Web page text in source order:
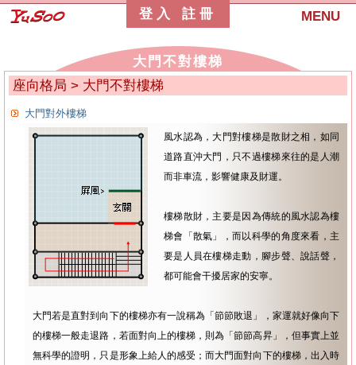
MENU
登入 註冊
大門不對樓梯
座向格局 > 大門不對樓梯
大門對外樓梯
風水認為，大門對樓梯是散財之相，如同
道路直沖大門，只不過樓梯來往的是人潮
而非車流，影響健康及財運。
樓梯散財，主要是因為傳統的風水認為樓
梯會「散氣」，而以科學的角度來看，主
要是人員在樓梯走動，腳步聲、說話聲，
都可能會干擾居家的安寧。
大門若是直對到向下的樓梯亦有一說稱為「節節敗退」，家運就好像向下
的樓梯一般走退路，若面對向上的樓梯，則為「節節高昇」，但事實上並
無科學的證明，只是形象上給人的感受；而大門面對向下的樓梯，出入時